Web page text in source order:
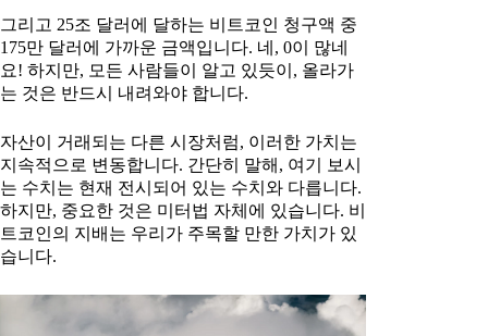
그리고 25조 달러에 달하는 비트코인 청구액 중
175만 달러에 가까운 금액입니다. 네, 0이 많네
요! 하지만, 모든 사람들이 알고 있듯이, 올라가
는 것은 반드시 내려와야 합니다.
자산이 거래되는 다른 시장처럼, 이러한 가치는
지속적으로 변동합니다. 간단히 말해, 여기 보시
는 수치는 현재 전시되어 있는 수치와 다릅니다.
하지만, 중요한 것은 미터법 자체에 있습니다. 비
트코인의 지배는 우리가 주목할 만한 가치가 있
습니다.